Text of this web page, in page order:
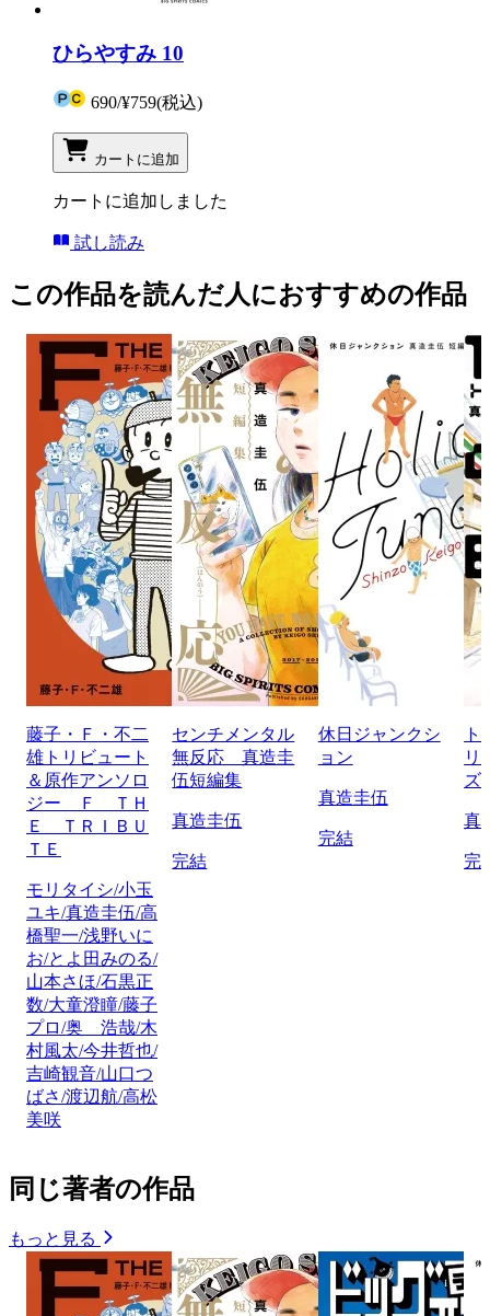
ひらやすみ 10
690/¥759(税込)
カートに追加
カートに追加しました
試し読み
この作品を読んだ人におすすめの作品
藤子・Ｆ・不二
雄トリビュート
＆原作アンソロ
ジー Ｆ ＴＨ
Ｅ ＴＲＩＢＵ
ＴＥ
モリタイシ/小玉
ユキ/真造圭伍/高
橋聖一/浅野いに
お/とよ田みのる/
山本さほ/石黒正
数/大童澄瞳/藤子
プロ/奥 浩哉/木
村風太/今井哲也/
吉崎観音/山口つ
ばさ/渡辺航/高松
美咲
センチメンタル
無反応 真造圭
伍短編集
真造圭伍
完結
休日ジャンクシ
ョン
真造圭伍
完結
ト
リ
ズ
真
完
同じ著者の作品
もっと見る